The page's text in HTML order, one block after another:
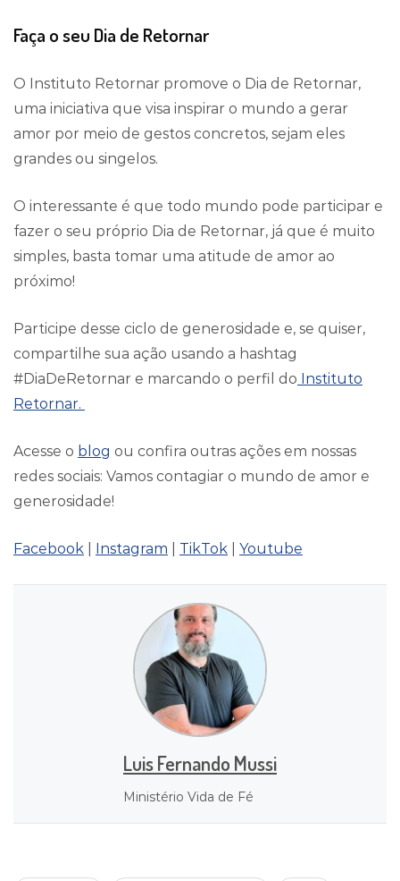
Faça o seu Dia de Retornar
O Instituto Retornar promove o Dia de Retornar,
uma iniciativa que visa inspirar o mundo a gerar
amor por meio de gestos concretos, sejam eles
grandes ou singelos.
O interessante é que todo mundo pode participar e
fazer o seu próprio Dia de Retornar, já que é muito
simples, basta tomar uma atitude de amor ao
próximo!
Participe desse ciclo de generosidade e, se quiser,
compartilhe sua ação usando a hashtag
#DiaDeRetornar e marcando o perfil do Instituto
Retornar.
Acesse o blog ou confira outras ações em nossas
redes sociais: Vamos contagiar o mundo de amor e
generosidade!
Facebook Instagram TikTok Youtube
Luis Fernando Mussi
Ministério Vida de Fé